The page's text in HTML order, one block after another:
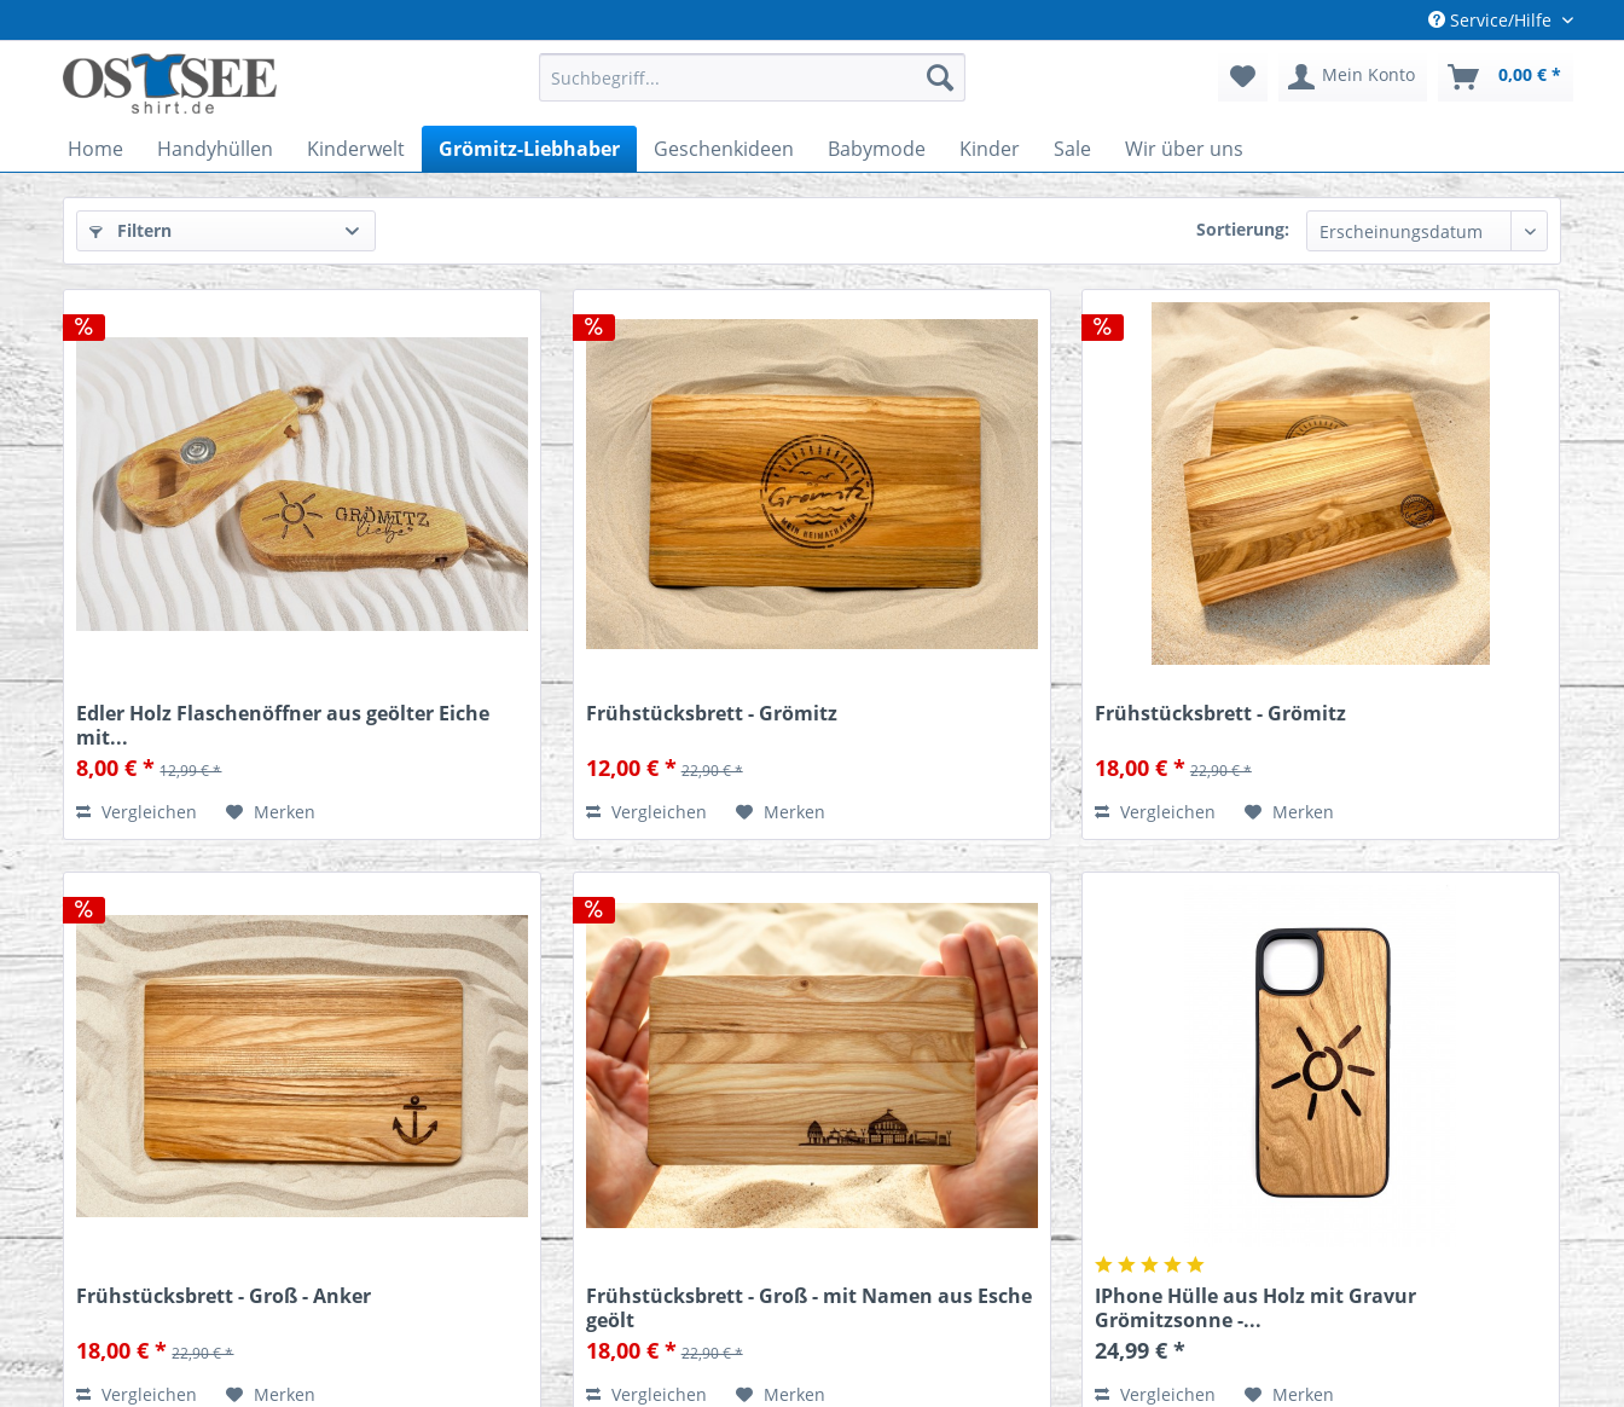
Service/Hilfe
Mein Konto 0,00 € *
Home Handyhüllen Kinderwelt Grömitz-Liebhaber Geschenkideen Babymode Kinder Sale Wir über uns
Filtern Sortierung:
Edler Holz Flaschenöffner aus geölter Eiche
mit...
8,00 € * 12,99 € *
Vergleichen Merken
Frühstücksbrett - Grömitz
12,00 € * 22,90 € *
Vergleichen Merken
Frühstücksbrett - Grömitz
18,00 € * 22,90 € *
Vergleichen Merken
Frühstücksbrett - Groß - Anker
18,00 € * 22,90 € *
Vergleichen Merken
Frühstücksbrett - Groß - mit Namen aus Esche
geölt
18,00 € * 22,90 € *
Vergleichen Merken
IPhone Hülle aus Holz mit Gravur
Grömitzsonne -...
24,99 € *
Vergleichen Merken